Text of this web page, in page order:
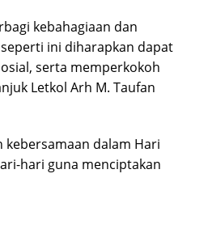
kebahagiaan dan
ini diharapkan dapat
serta memperkokoh
Letkol Arh M. Taufan
kebersamaan dalam Hari
hari guna menciptakan